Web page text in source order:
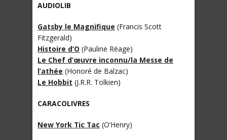
AUDIOLIB
Gatsby le Magnifique (Francis Scott
Fitzgerald)
Histoire d’O (Pauline Réage)
Le Chef d’œuvre inconnu/la Messe de
l’athée (Honoré de Balzac)
Le Hobbit (J.R.R. Tolkien)
CARACOLIVRES
New York Tic Tac (O’Henry)